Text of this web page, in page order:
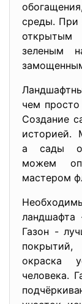
среды. При
открытым
зеленым
чем просто
Создание
историей.
а сады
можем
мастером
ландшафта
Газон -
окраска
человека.